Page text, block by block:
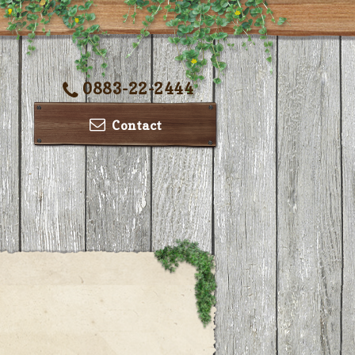
0883-22-2444
Contact